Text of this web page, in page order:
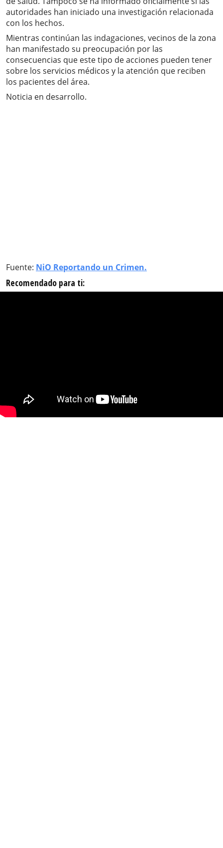
autoridades han iniciado una investigación relacionada
con los hechos.
Mientras continúan las indagaciones, vecinos de la zona
han manifestado su preocupación por las
consecuencias que este tipo de acciones pueden tener
sobre los servicios médicos y la atención que reciben
los pacientes del área.
Noticia en desarrollo.
Fuente: NiO Reportando un Crimen.
Recomendado para ti: